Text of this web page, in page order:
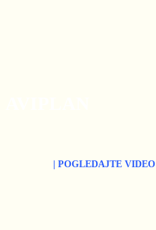
| POGLEDAJTE VIDEO